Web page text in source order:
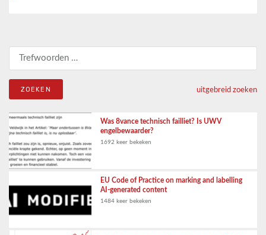
Zoeken naar:
uitgebreid zoeken
Was 8vance technisch failliet? Is UWV
engelbewaarder?
1692 keer bekeken
EU Code of Practice on marking and labelling
AI-generated content
1484 keer bekeken